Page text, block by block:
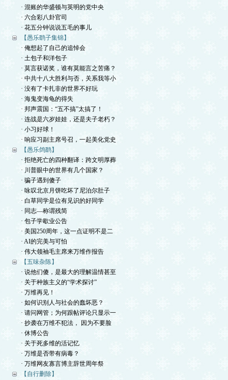
· 混账的华盛顿与英明的党中央
· 六合彩八卦官司
· 花五分钟说说五毛的事儿
【愚乐鹞子集锦】
· 俺想起了自己的追悼会
· 土包子和洋包子
· 莫言获诺奖，谁有莫能言之苦痛？
· 中共十八大胜利与否，关系我等小
· 没有了卡扎非的世界不好玩
· 海鬼变海龟的得失
· 邦声震国：“五不搞”太搞了！
· 连战是六岁娃娃，还是夫子老朽？
· 小习好球！
· 响应习副主席号召，一起美化党史
【愚乐鸽鹞】
· 拒绝死亡的四种翻译：跨文明厚葬
· 川普眼中的世界有几个国家？
· 骗子遇到傻子
· 咏叹北京月饼吃坏了尼泊尔肚子
· 白草同学是位有见识的好同学
· 同志—称谓残简
· 包子学歇业公告
· 美国250周年，这一点证明不是二
· AI的完美与可怕
· 伟大领袖毛主席来万维作报告
【五味杂陈】
· 说他们傻，是最大的理解温情甚至
· 关于种族主义的“学术探讨”
· 万维再见！
· 如何识别人与社会的蠢坏恶？
· 请问网管；为何跟帖评论只显示一
· 抄袭在万维不犯法， 因为不要脸
· 休博公告
· 关于死多维的活记忆
· 万维是否带有病毒？
· 万维网友寡言博主辞世周年祭
【自行删除】